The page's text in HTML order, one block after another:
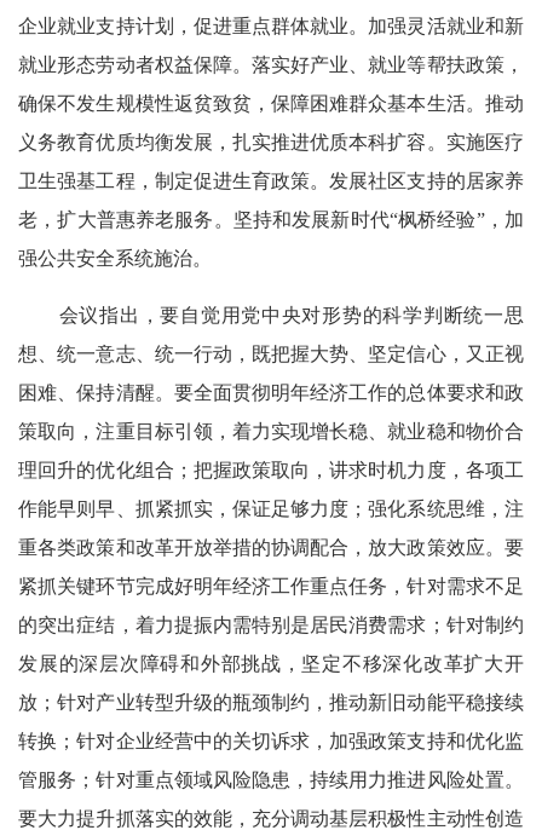
企业就业支持计划，促进重点群体就业。加强灵活就业和新
就业形态劳动者权益保障。落实好产业、就业等帮扶政策，
确保不发生规模性返贫致贫，保障困难群众基本生活。推动
义务教育优质均衡发展，扎实推进优质本科扩容。实施医疗
卫生强基工程，制定促进生育政策。发展社区支持的居家养
老，扩大普惠养老服务。坚持和发展新时代“枫桥经验”，加
强公共安全系统施治。
会议指出，要自觉用党中央对形势的科学判断统一思
想、统一意志、统一行动，既把握大势、坚定信心，又正视
困难、保持清醒。要全面贯彻明年经济工作的总体要求和政
策取向，注重目标引领，着力实现增长稳、就业稳和物价合
理回升的优化组合；把握政策取向，讲求时机力度，各项工
作能早则早、抓紧抓实，保证足够力度；强化系统思维，注
重各类政策和改革开放举措的协调配合，放大政策效应。要
紧抓关键环节完成好明年经济工作重点任务，针对需求不足
的突出症结，着力提振内需特别是居民消费需求；针对制约
发展的深层次障碍和外部挑战，坚定不移深化改革扩大开
放；针对产业转型升级的瓶颈制约，推动新旧动能平稳接续
转换；针对企业经营中的关切诉求，加强政策支持和优化监
管服务；针对重点领域风险隐患，持续用力推进风险处置。
要大力提升抓落实的效能，充分调动基层积极性主动性创造